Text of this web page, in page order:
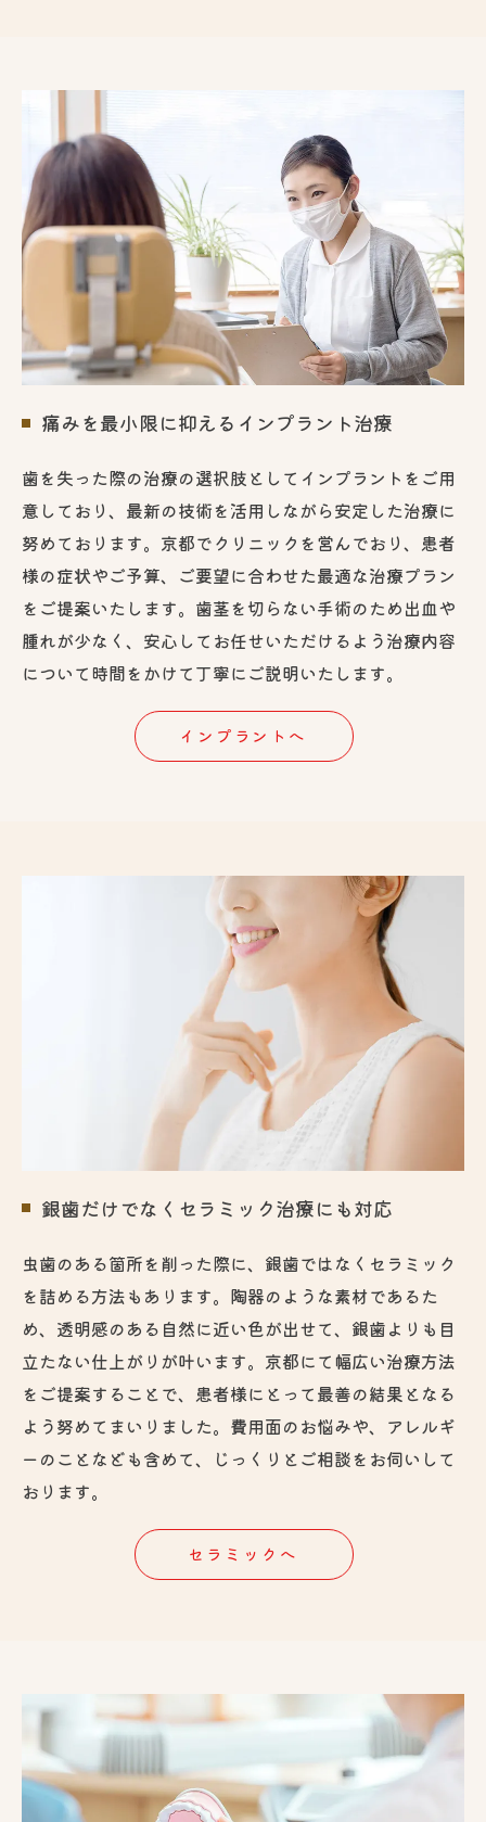
痛みを最小限に抑えるインプラント治療
歯を失った際の治療の選択肢としてインプラントをご用
意しており、最新の技術を活用しながら安定した治療に
努めております。京都でクリニックを営んでおり、患者
様の症状やご予算、ご要望に合わせた最適な治療プラン
をご提案いたします。歯茎を切らない手術のため出血や
腫れが少なく、安心してお任せいただけるよう治療内容
について時間をかけて丁寧にご説明いたします。
インプラントへ
銀歯だけでなくセラミック治療にも対応
虫歯のある箇所を削った際に、銀歯ではなくセラミック
を詰める方法もあります。陶器のような素材であるた
め、透明感のある自然に近い色が出せて、銀歯よりも目
立たない仕上がりが叶います。京都にて幅広い治療方法
をご提案することで、患者様にとって最善の結果となる
よう努めてまいりました。費用面のお悩みや、アレルギ
ーのことなども含めて、じっくりとご相談をお伺いして
おります。
セラミックへ